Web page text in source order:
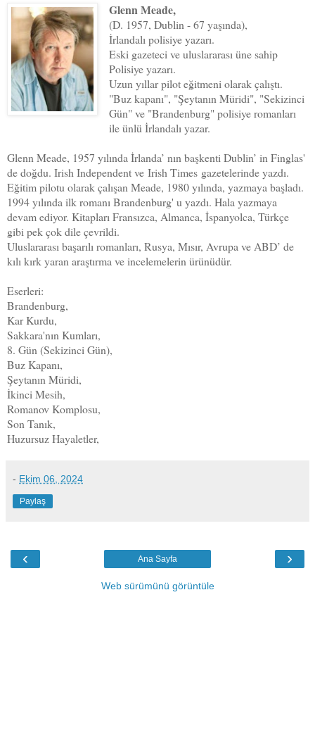
Glenn Meade,
(D. 1957, Dublin - 67 yaşında),
İrlandalı polisiye yazarı.
Eski gazeteci ve uluslararası üne sahip
Polisiye yazarı.
Uzun yıllar pilot eğitmeni olarak çalıştı.
"Buz kapanı", "Şeytanın Müridi", "Sekizinci
Gün" ve "Brandenburg" polisiye romanları
ile ünlü İrlandalı yazar.
Glenn Meade, 1957 yılında İrlanda’ nın başkenti Dublin’ in Finglas'
de doğdu. Irish Independent ve Irish Times gazetelerinde yazdı.
Eğitim pilotu olarak çalışan Meade, 1980 yılında, yazmaya başladı.
1994 yılında ilk romanı Brandenburg' u yazdı. Hala yazmaya
devam ediyor. Kitapları Fransızca, Almanca, İspanyolca, Türkçe
gibi pek çok dile çevrildi.
Uluslararası başarılı romanları, Rusya, Mısır, Avrupa ve ABD’ de
kılı kırk yaran araştırma ve incelemelerin ürünüdür.
Eserleri:
Brandenburg,
Kar Kurdu,
Sakkara'nın Kumları,
8. Gün (Sekizinci Gün),
Buz Kapanı,
Şeytanın Müridi,
İkinci Mesih,
Romanov Komplosu,
Son Tanık,
Huzursuz Hayaletler,
- Ekim 06, 2024
Paylaş
‹ ›
Ana Sayfa
Web sürümünü görüntüle